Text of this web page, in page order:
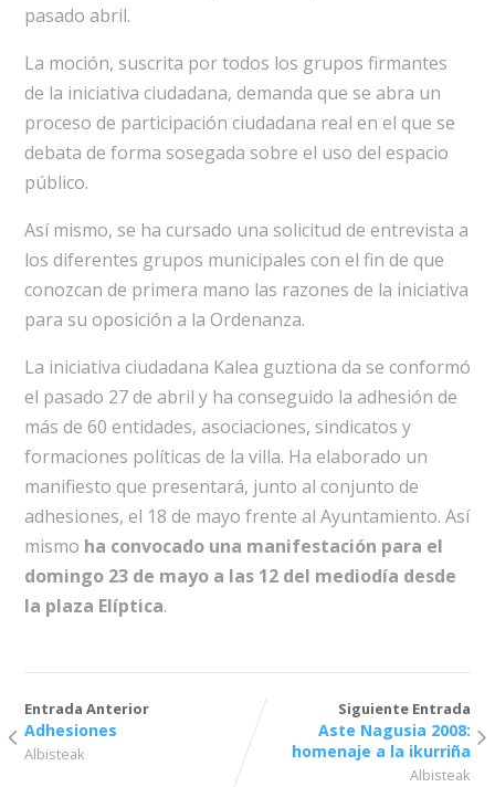
pasado abril.
La moción, suscrita por todos los grupos firmantes
de la iniciativa ciudadana, demanda que se abra un
proceso de participación ciudadana real en el que se
debata de forma sosegada sobre el uso del espacio
público.
Así mismo, se ha cursado una solicitud de entrevista a
los diferentes grupos municipales con el fin de que
conozcan de primera mano las razones de la iniciativa
para su oposición a la Ordenanza.
La iniciativa ciudadana Kalea guztiona da se conformó
el pasado 27 de abril y ha conseguido la adhesión de
más de 60 entidades, asociaciones, sindicatos y
formaciones políticas de la villa. Ha elaborado un
manifiesto que presentará, junto al conjunto de
adhesiones, el 18 de mayo frente al Ayuntamiento. Así
mismo ha convocado una manifestación para el
domingo 23 de mayo a las 12 del mediodía desde
la plaza Elíptica.
Entrada Anterior
Adhesiones
Albisteak
Siguiente Entrada
Aste Nagusia 2008:
homenaje a la ikurriña
Albisteak